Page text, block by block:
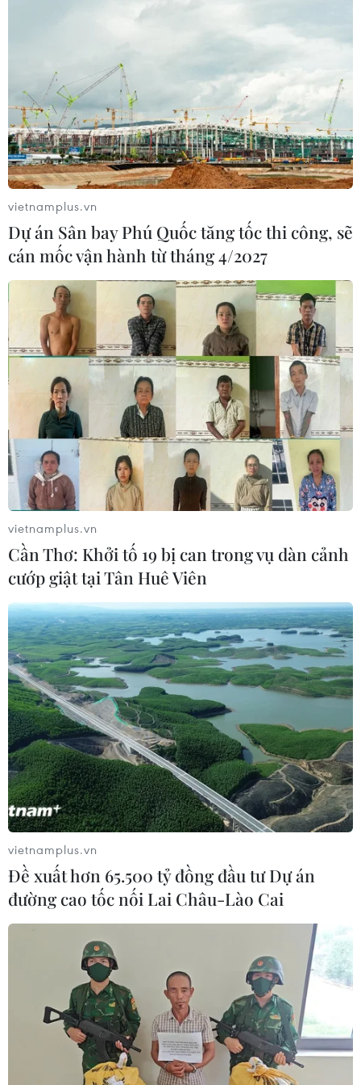
vietnamplus.vn
Dự án Sân bay Phú Quốc tăng tốc thi công, sẽ
cán mốc vận hành từ tháng 4/2027
vietnamplus.vn
Cần Thơ: Khởi tố 19 bị can trong vụ dàn cảnh
cướp giật tại Tân Huê Viên
vietnamplus.vn
Đề xuất hơn 65.500 tỷ đồng đầu tư Dự án
đường cao tốc nối Lai Châu-Lào Cai